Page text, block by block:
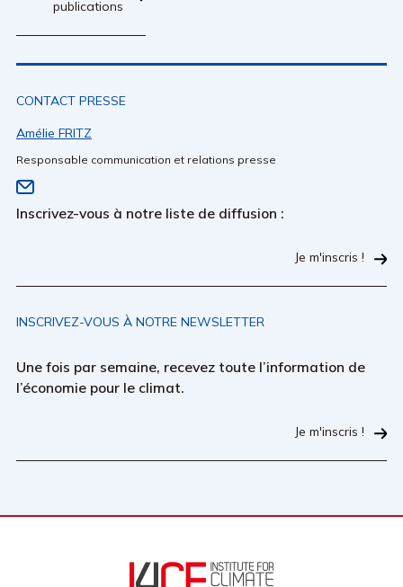
publications
CONTACT PRESSE
Amélie FRITZ
Responsable communication et relations presse
Inscrivez-vous à notre liste de diffusion :
Je m'inscris !
INSCRIVEZ-VOUS À NOTRE NEWSLETTER
Une fois par semaine, recevez toute l’information de
l’économie pour le climat.
Je m'inscris !